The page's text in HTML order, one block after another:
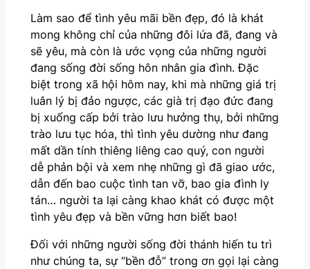
Làm sao để tình yêu mãi bền đẹp, đó là khát
mong không chỉ của những đôi lứa đã, đang và
sẽ yêu, mà còn là ước vọng của những người
đang sống đời sống hôn nhân gia đình. Đặc
biệt trong xã hội hôm nay, khi mà những giá trị
luân lý bị đảo ngược, các già trị đạo đức đang
bị xuống cấp bởi trào lưu hưởng thụ, bởi những
trào lưu tục hóa, thì tình yêu dường như đang
mất dần tính thiêng liêng cao quý, con người
dễ phản bội và xem nhẹ những gì đã giao ước,
dẫn đến bao cuộc tình tan vỡ, bao gia đình ly
tán… người ta lại càng khao khát có được một
tình yêu đẹp và bền vững hơn biết bao!
Đối với những người sống đời thánh hiến tu trì
như chúng ta, sự “bền đỗ” trong ơn gọi lại càng